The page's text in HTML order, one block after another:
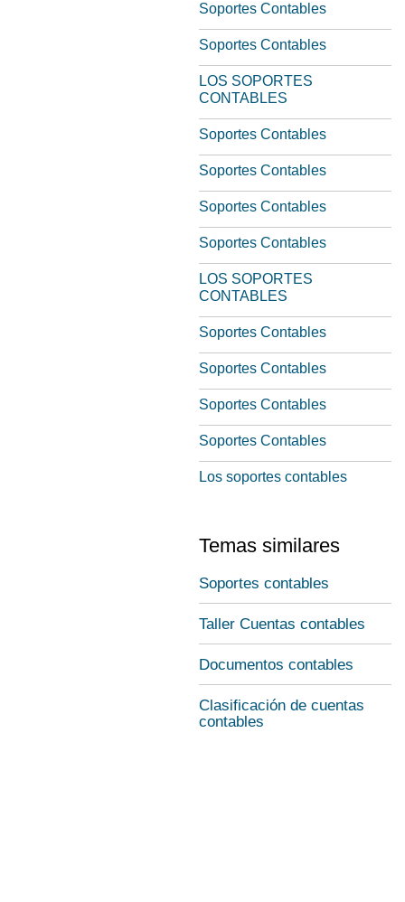
Soportes Contables
Soportes Contables
LOS SOPORTES
CONTABLES
Soportes Contables
Soportes Contables
Soportes Contables
Soportes Contables
LOS SOPORTES
CONTABLES
Soportes Contables
Soportes Contables
Soportes Contables
Soportes Contables
Los soportes contables
Temas similares
Soportes contables
Taller Cuentas contables
Documentos contables
Clasificación de cuentas
contables